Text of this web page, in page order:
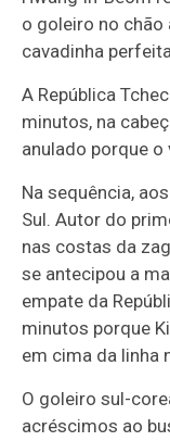
o goleiro no
cavadinha
A República
minutos, na
anulado porque
Na sequência,
Sul. Autor do
nas costas da
se antecipou a
empate da
minutos porque
em cima da linha
O goleiro sul-
acréscimos ao